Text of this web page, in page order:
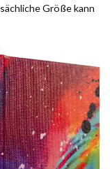
Größe kann